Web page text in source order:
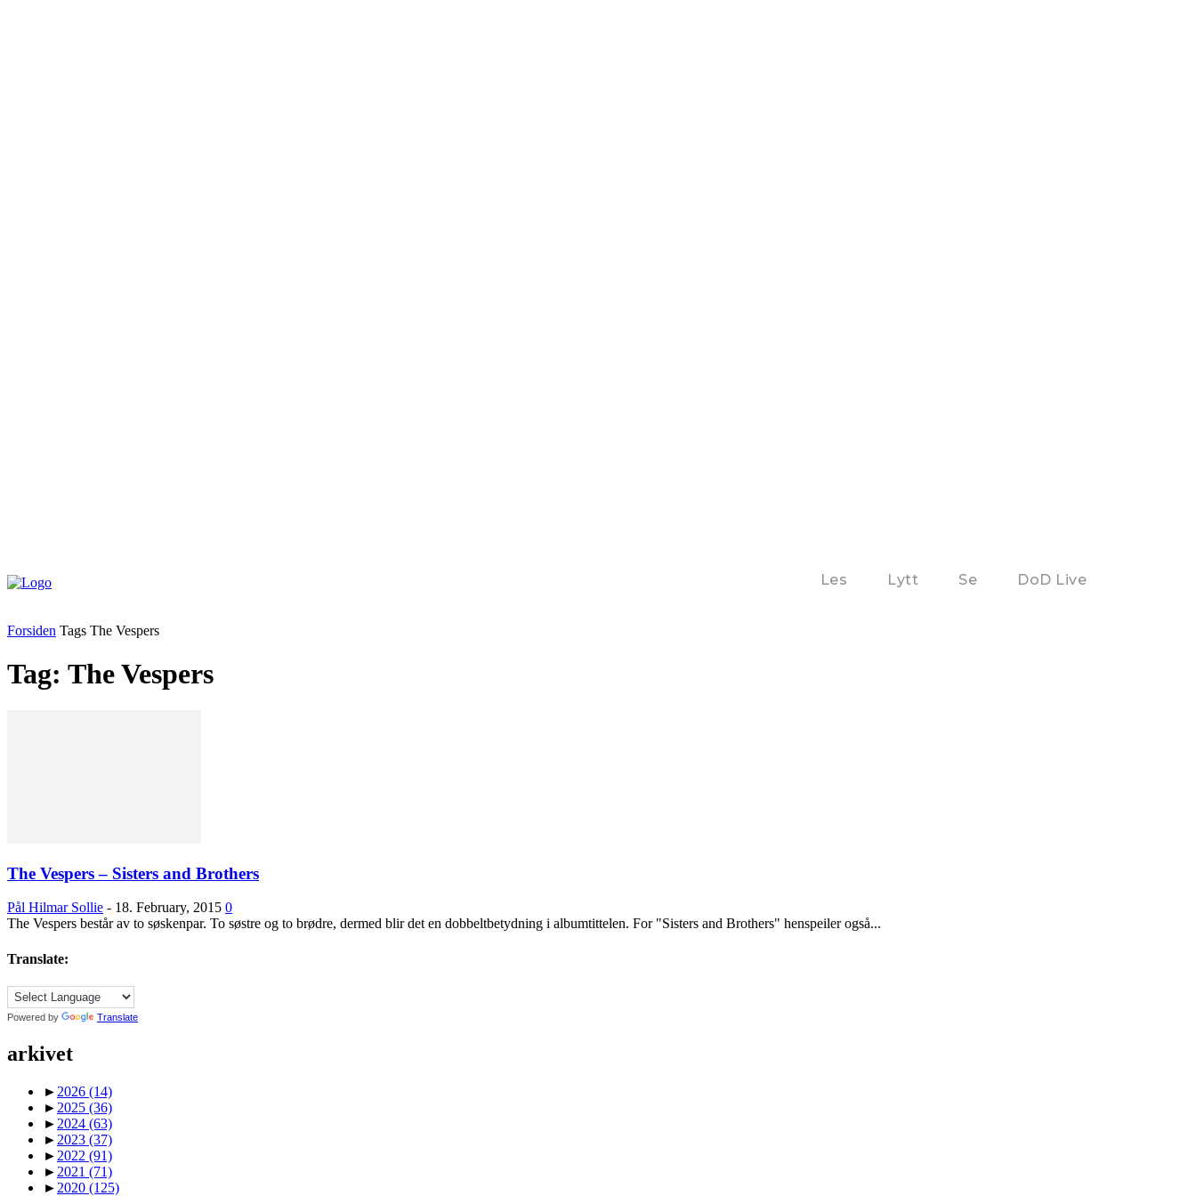
Les Lytt Se DoD Live
Forsiden Tags The Vespers
Tag: The Vespers
The Vespers – Sisters and Brothers
Pål Hilmar Sollie - 18. February, 2015 0
The Vespers består av to søskenpar. To søstre og to brødre, dermed blir det en dobbeltbetydning i albumtittelen. For "Sisters and Brothers" henspeiler også...
Translate:
Powered by Translate
arkivet
► 2026 (14)
► 2025 (36)
► 2024 (63)
► 2023 (37)
► 2022 (91)
► 2021 (71)
► 2020 (125)